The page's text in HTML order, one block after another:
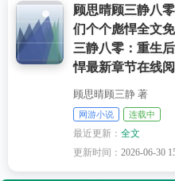
顾思晴顾三静八
们个个彪悍全文
三静八零：重生
悍最新章节在线
顾思晴顾三静 著
网游小说 连载中
最近更新：全文
更新时间：2026-06-30